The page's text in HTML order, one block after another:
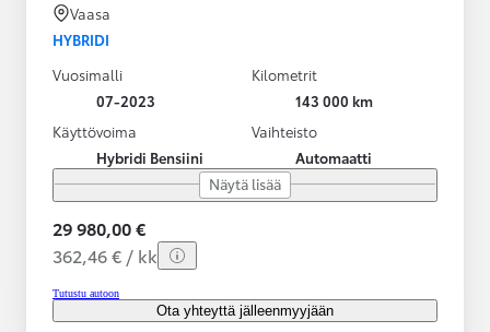
Vaasa
HYBRIDI
Vuosimalli
07-2023
Kilometrit
143 000 km
Käyttövoima
Hybridi Bensiini
Vaihteisto
Automaatti
Näytä lisää
29 980,00 €
362,46 € / kk
Tutustu autoon
Ota yhteyttä jälleenmyyjään